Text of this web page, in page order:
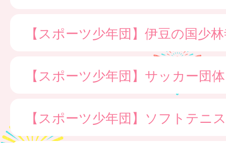
【スポーツ少年団】伊豆の国少
【スポーツ少年団】サッカー団体
【スポーツ少年団】ソフトテニ